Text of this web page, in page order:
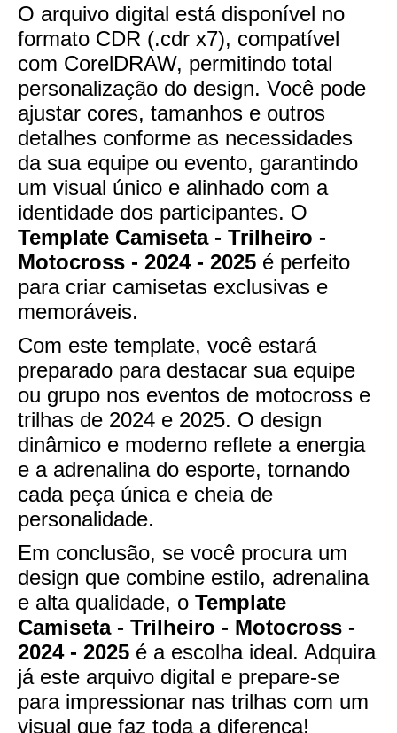
O arquivo digital está disponível no
formato CDR (.cdr x7), compatível
com CorelDRAW, permitindo total
personalização do design. Você pode
ajustar cores, tamanhos e outros
detalhes conforme as necessidades
da sua equipe ou evento, garantindo
um visual único e alinhado com a
identidade dos participantes. O
Template Camiseta - Trilheiro -
Motocross - 2024 - 2025 é perfeito
para criar camisetas exclusivas e
memoráveis.
Com este template, você estará
preparado para destacar sua equipe
ou grupo nos eventos de motocross e
trilhas de 2024 e 2025. O design
dinâmico e moderno reflete a energia
e a adrenalina do esporte, tornando
cada peça única e cheia de
personalidade.
Em conclusão, se você procura um
design que combine estilo, adrenalina
e alta qualidade, o Template
Camiseta - Trilheiro - Motocross -
2024 - 2025 é a escolha ideal. Adquira
já este arquivo digital e prepare-se
para impressionar nas trilhas com um
visual que faz toda a diferença!